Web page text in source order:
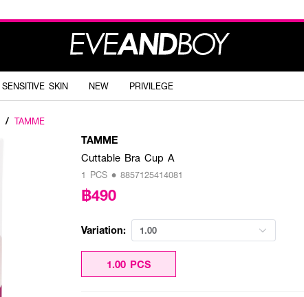
SENSITIVE SKIN NEW PRIVILEGE
/ TAMME
TAMME
Cuttable Bra Cup A
1 PCS • 8857125414081
฿490
Variation: 1.00
1.00 PCS